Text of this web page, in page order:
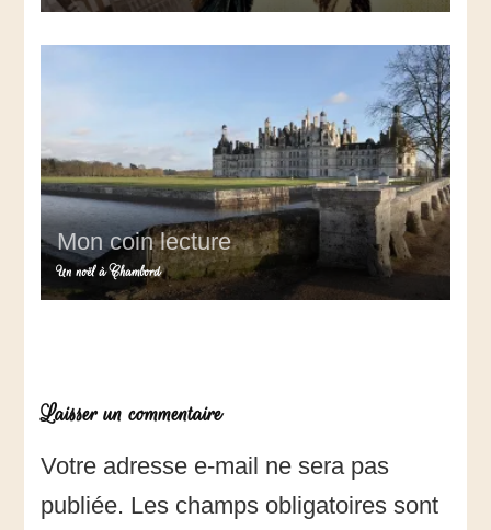
Mon coin lecture
Un noël à Chambord
Laisser un commentaire
Votre adresse e-mail ne sera pas
publiée. Les champs obligatoires sont